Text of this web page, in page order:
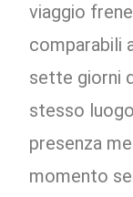
viaggio
comparabili
sette giorni
stesso
presenza
momento